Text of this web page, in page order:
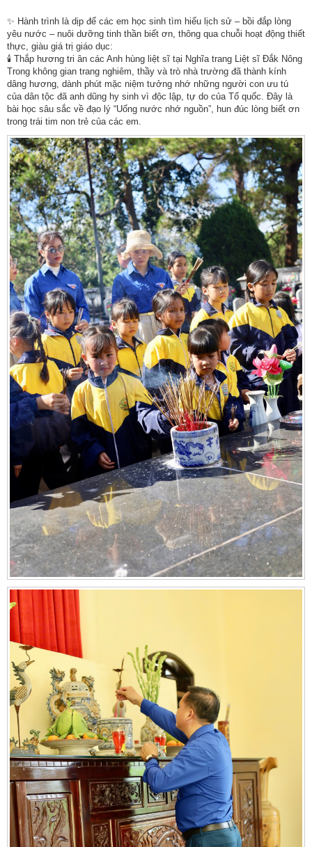
✨ Hành trình là dịp để các em học sinh tìm hiểu lịch sử – bồi đắp lòng
yêu nước – nuôi dưỡng tinh thần biết ơn, thông qua chuỗi hoạt động thiết
thực, giàu giá trị giáo dục:
🕯 Thắp hương tri ân các Anh hùng liệt sĩ tại Nghĩa trang Liệt sĩ Đắk Nông
Trong không gian trang nghiêm, thầy và trò nhà trường đã thành kính
dâng hương, dành phút mặc niệm tưởng nhớ những người con ưu tú
của dân tộc đã anh dũng hy sinh vì độc lập, tự do của Tổ quốc. Đây là
bài học sâu sắc về đạo lý “Uống nước nhớ nguồn”, hun đúc lòng biết ơn
trong trái tim non trẻ của các em.